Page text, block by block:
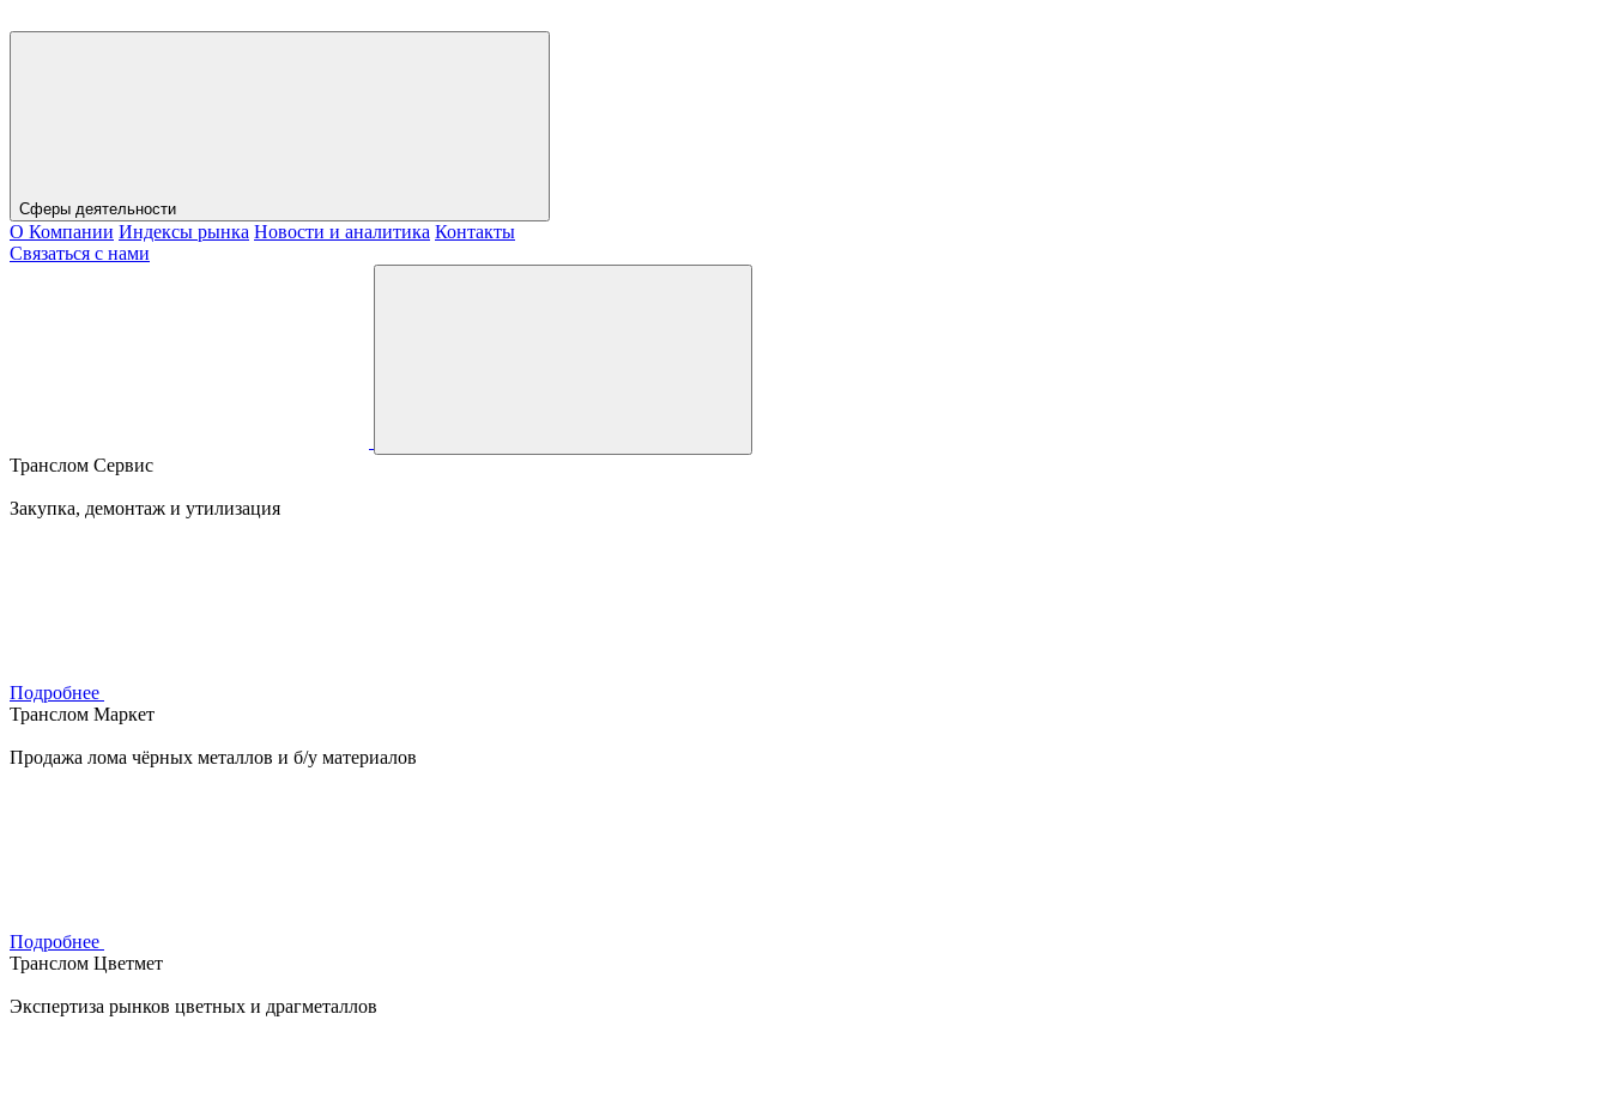
Сферы деятельности
О Компании Индексы рынка Новости и аналитика Контакты
Связаться с нами
Транслом Сервис
Закупка, демонтаж и утилизация
Подробнее
Транслом Маркет
Продажа лома чёрных металлов и б/у материалов
Подробнее
Транслом Цветмет
Экспертиза рынков цветных и драгметаллов